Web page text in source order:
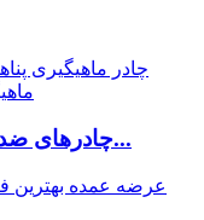
چادرهای ضد آب پاپ آپ قابل حمل پناهگاه یخی...